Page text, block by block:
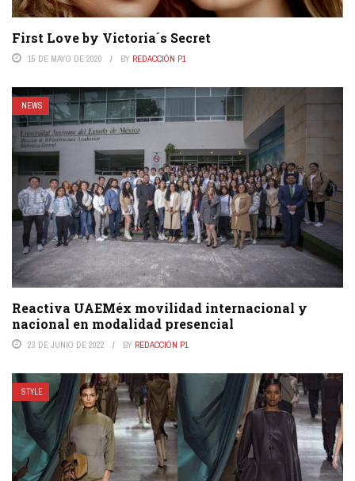
First Love by Victoria´s Secret
15 DE MAYO DE 2020 BY REDACCIÓN P1
NEWS
Reactiva UAEMéx movilidad internacional y
nacional en modalidad presencial
23 DE JUNIO DE 2022 BY REDACCIÓN P1
STYLE